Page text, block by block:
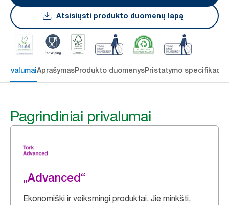
Atsisiųsti produkto duomenų lapą
AprašymasProdukto duomenysPristatymo
Pagrindiniai privalumai
„Advanced“
Ekonomiški ir veiksmingi produktai. Jie minkšti,